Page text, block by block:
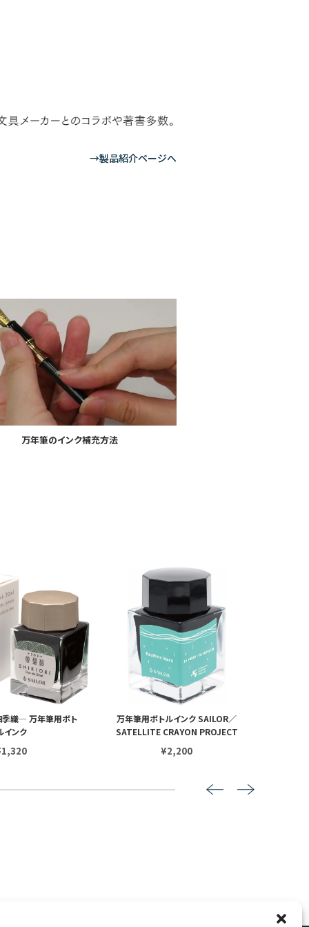
→製品紹介ページへ
万年筆のインク補充方法
織― 万年筆用ボト
インク
万年筆用ボトルインク SAILOR／
SATELLITE CRAYON PROJECT
¥2,200